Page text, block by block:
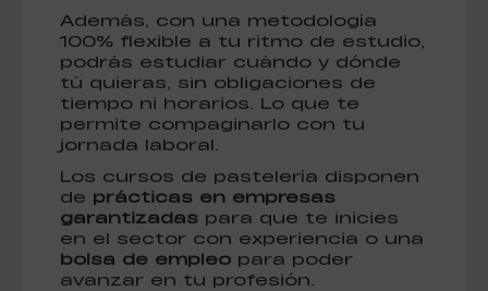
Además, con una metodología
100% flexible a tu ritmo de estudio,
podrás estudiar cuándo y dónde
tú quieras, sin obligaciones de
tiempo ni horarios. Lo que te
permite compaginarlo con tu
jornada laboral.
Los cursos de pastelería disponen
de prácticas en empresas
garantizadas para que te inicies
en el sector con experiencia o una
bolsa de empleo para poder
avanzar en tu profesión.